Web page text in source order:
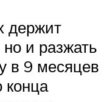
держит
и разжать
в 9 месяцев
конца